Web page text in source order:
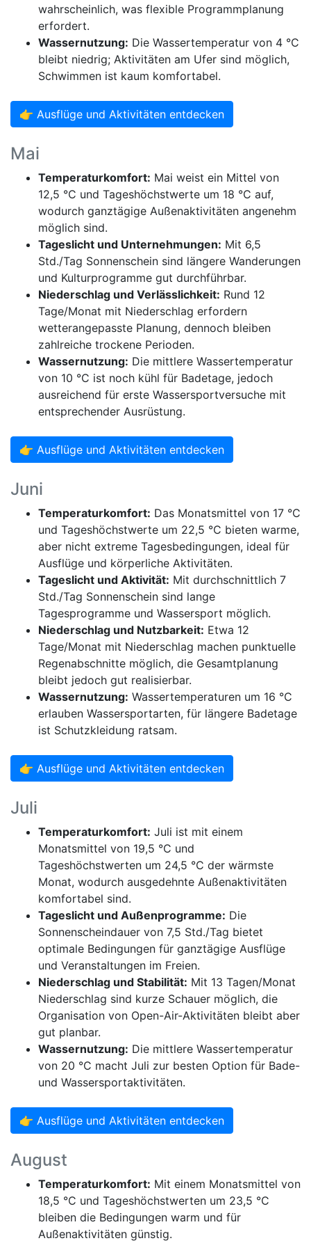
wahrscheinlich, was flexible Programmplanung
erfordert.
Wassernutzung: Die Wassertemperatur von 4 °C
bleibt niedrig; Aktivitäten am Ufer sind möglich,
Schwimmen ist kaum komfortabel.
👉 Ausflüge und Aktivitäten entdecken
Mai
Temperaturkomfort: Mai weist ein Mittel von
12,5 °C und Tageshöchstwerte um 18 °C auf,
wodurch ganztägige Außenaktivitäten angenehm
möglich sind.
Tageslicht und Unternehmungen: Mit 6,5
Std./Tag Sonnenschein sind längere Wanderungen
und Kulturprogramme gut durchführbar.
Niederschlag und Verlässlichkeit: Rund 12
Tage/Monat mit Niederschlag erfordern
wetterangepasste Planung, dennoch bleiben
zahlreiche trockene Perioden.
Wassernutzung: Die mittlere Wassertemperatur
von 10 °C ist noch kühl für Badetage, jedoch
ausreichend für erste Wassersportversuche mit
entsprechender Ausrüstung.
👉 Ausflüge und Aktivitäten entdecken
Juni
Temperaturkomfort: Das Monatsmittel von 17 °C
und Tageshöchstwerte um 22,5 °C bieten warme,
aber nicht extreme Tagesbedingungen, ideal für
Ausflüge und körperliche Aktivitäten.
Tageslicht und Aktivität: Mit durchschnittlich 7
Std./Tag Sonnenschein sind lange
Tagesprogramme und Wassersport möglich.
Niederschlag und Nutzbarkeit: Etwa 12
Tage/Monat mit Niederschlag machen punktuelle
Regenabschnitte möglich, die Gesamtplanung
bleibt jedoch gut realisierbar.
Wassernutzung: Wassertemperaturen um 16 °C
erlauben Wassersportarten, für längere Badetage
ist Schutzkleidung ratsam.
👉 Ausflüge und Aktivitäten entdecken
Juli
Temperaturkomfort: Juli ist mit einem
Monatsmittel von 19,5 °C und
Tageshöchstwerten um 24,5 °C der wärmste
Monat, wodurch ausgedehnte Außenaktivitäten
komfortabel sind.
Tageslicht und Außenprogramme: Die
Sonnenscheindauer von 7,5 Std./Tag bietet
optimale Bedingungen für ganztägige Ausflüge
und Veranstaltungen im Freien.
Niederschlag und Stabilität: Mit 13 Tagen/Monat
Niederschlag sind kurze Schauer möglich, die
Organisation von Open-Air-Aktivitäten bleibt aber
gut planbar.
Wassernutzung: Die mittlere Wassertemperatur
von 20 °C macht Juli zur besten Option für Bade-
und Wassersportaktivitäten.
👉 Ausflüge und Aktivitäten entdecken
August
Temperaturkomfort: Mit einem Monatsmittel von
18,5 °C und Tageshöchstwerten um 23,5 °C
bleiben die Bedingungen warm und für
Außenaktivitäten günstig.